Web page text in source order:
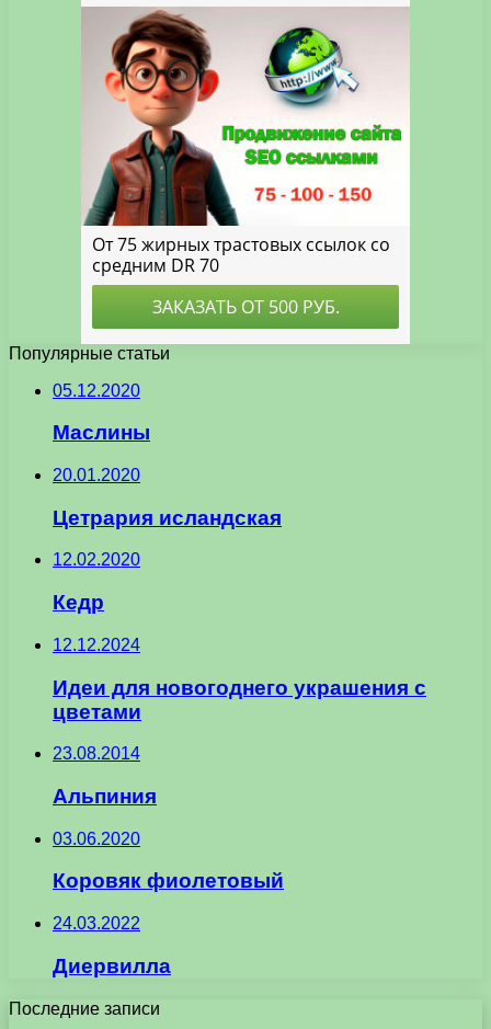
Популярные статьи
05.12.2020
Маслины
20.01.2020
Цетрария исландская
12.02.2020
Кедр
12.12.2024
Идеи для новогоднего украшения с
цветами
23.08.2014
Альпиния
03.06.2020
Коровяк фиолетовый
24.03.2022
Диервилла
Последние записи